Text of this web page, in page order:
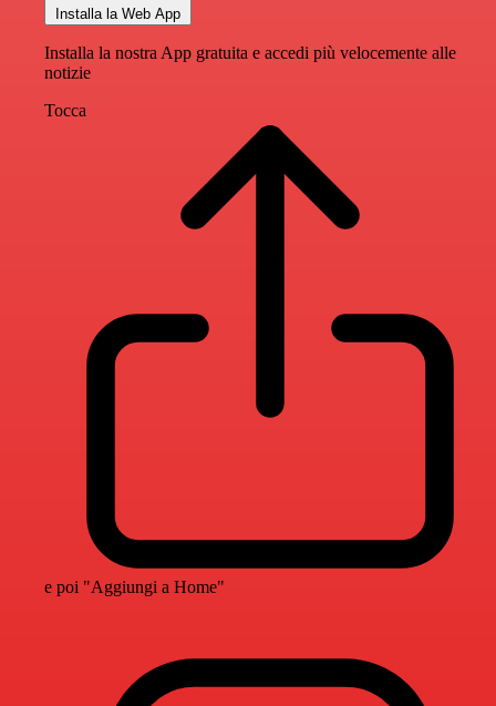
Installa la Web App
Installa la nostra App gratuita e accedi più velocemente alle
notizie
Tocca
e poi "Aggiungi a Home"